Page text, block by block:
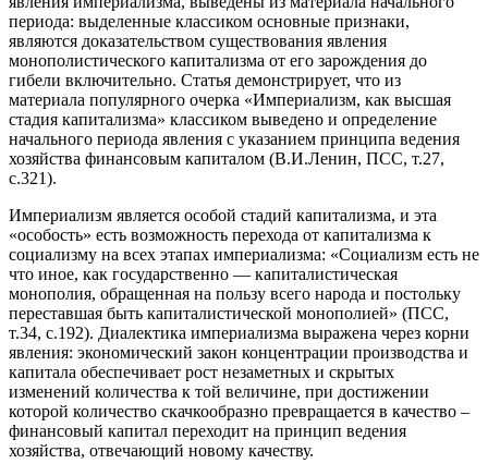
периода: выделенные классиком основные признаки,
являются доказательством существования явления
монополистического капитализма от его зарождения до
гибели включительно. Статья демонстрирует, что из
материала популярного очерка «Империализм, как высшая
стадия капитализма» классиком выведено и определение
начального периода явления с указанием принципа ведения
хозяйства финансовым капиталом (В.И.Ленин, ПСС, т.27,
с.321).
Империализм является особой стадий капитализма, и эта
«особость» есть возможность перехода от капитализма к
социализму на всех этапах империализма: «Социализм есть не
что иное, как государственно — капиталистическая
монополия, обращенная на пользу всего народа и постольку
переставшая быть капиталистической монополией» (ПСС,
т.34, с.192). Диалектика империализма выражена через корни
явления: экономический закон концентрации производства и
капитала обеспечивает рост незаметных и скрытых
изменений количества к той величине, при достижении
которой количество скачкообразно превращается в качество –
финансовый капитал переходит на принцип ведения
хозяйства, отвечающий новому качеству.